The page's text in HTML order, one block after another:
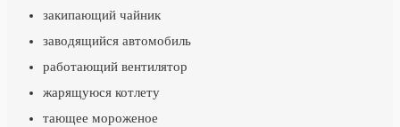
закипающий чайник
заводящийся автомобиль
работающий вентилятор
жарящуюся котлету
тающее мороженое